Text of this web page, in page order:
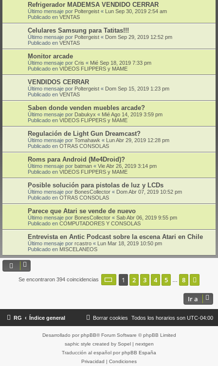
Refrigerador MADEMSA VENDIDO CERRAR
Último mensaje por Poltergeist « Lun Sep 30, 2019 2:54 am
Publicado en VENTAS
Celulares Samsung para Tatitas!!!
Último mensaje por Poltergeist « Dom Sep 29, 2019 12:52 pm
Publicado en VENTAS
Monitor arcade
Último mensaje por Cris « Mié Sep 18, 2019 7:33 pm
Publicado en VIDEOS FLIPPERS y MAME
VENDIDOS CERRAR
Último mensaje por Poltergeist « Dom Sep 15, 2019 1:23 pm
Publicado en VENTAS
Saben donde venden muebles arcade?
Último mensaje por Dabukyx « Mié Ago 14, 2019 3:59 pm
Publicado en VIDEOS FLIPPERS y MAME
Regulación de Light Gun Dreamcast?
Último mensaje por Tomahawk « Lun Abr 29, 2019 12:28 pm
Publicado en OTRAS CONSOLAS
Roms para Android (Me4Droid)?
Último mensaje por batman « Vie Abr 26, 2019 3:14 pm
Publicado en VIDEOS FLIPPERS y MAME
Posible solución para pistolas de luz y LCDs
Último mensaje por BonesCollector « Dom Abr 07, 2019 10:52 pm
Publicado en OTRAS CONSOLAS
Parece que Atari se vende de nuevo
Último mensaje por BonesCollector « Sab Abr 06, 2019 9:55 pm
Publicado en COMPUTADORES Y CONSOLAS
Entrevista en Antic Podcast sobre la escena Atari en Chile
Último mensaje por rcastro « Lun Mar 18, 2019 10:50 pm
Publicado en MISCELANEOS
Se encontraron 394 coincidencias Página de
1 2 3 4 5 8
Ir a
RG Índice general Todos los horarios son UTC-04:00
Borrar cookies
Desarrollado por phpBB® Forum Software © phpBB Limited
saphic style created by Sopel| nextgen
Traducción al español por phpBB España
Privacidad | Condiciones